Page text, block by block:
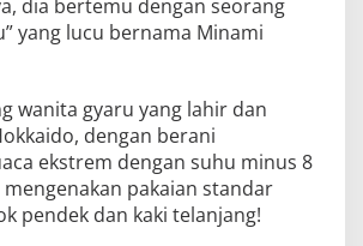
dia bertemu dengan seorang
yang lucu bernama Minami
wanita gyaru yang lahir dan
dengan berani
ekstrem dengan suhu minus 8
mengenakan pakaian standar
pendek dan kaki telanjang!